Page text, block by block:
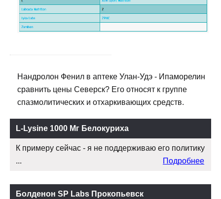
Нандролон Фенил в аптеке Улан-Удэ - Ипаморелин
сравнить цены Северск? Его относят к группе
спазмолитических и отхаркивающих средств.
L-Lysine 1000 Мг Белокуриха
К примеру сейчас - я не поддерживаю его политику
...
Подробнее
Болденон SP Labs Прокопьевск